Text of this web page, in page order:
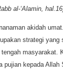
al-‘Alamin,
akidah
strategi yang
masyarakat.
pujian kepada Allah